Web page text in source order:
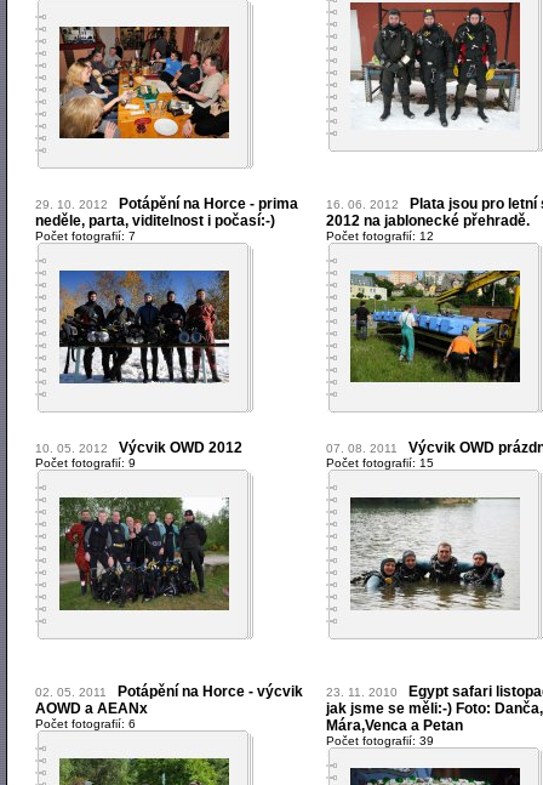
29. 10. 2012
Potápění na Horce - prima
neděle, parta, viditelnost i počasí:-)
Počet fotografií: 7
16. 06. 2012
Plata jsou pro letní
2012 na jablonecké přehradě.
Počet fotografií: 12
10. 05. 2012 Výcvik OWD 2012
Počet fotografií: 9
07. 08. 2011 Výcvik OWD
Počet fotografií: 15
02. 05. 2011
Potápění na Horce - výcvik
AOWD a AEANx
Počet fotografií: 6
23. 11. 2010
Egypt safari
jak jsme se měli:-) Foto: Danča,
Mára,Venca a Petan
Počet fotografií: 39